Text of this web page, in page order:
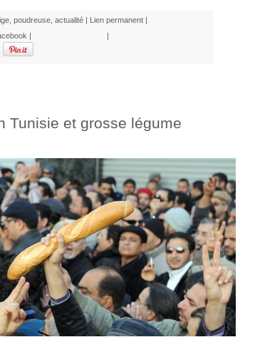
poudreuse actualité | Lien permanent |
| |
Tunisie et grosse légume